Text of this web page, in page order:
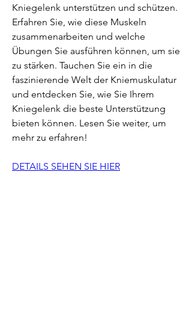
Kniegelenk unterstützen und schützen.
Erfahren Sie, wie diese Muskeln
zusammenarbeiten und welche
Übungen Sie ausführen können, um sie
zu stärken. Tauchen Sie ein in die
faszinierende Welt der Kniemuskulatur
und entdecken Sie, wie Sie Ihrem
Kniegelenk die beste Unterstützung
bieten können. Lesen Sie weiter, um
mehr zu erfahren!
DETAILS SEHEN SIE HIER